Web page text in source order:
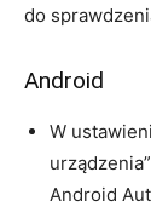
do
Android
W
Android